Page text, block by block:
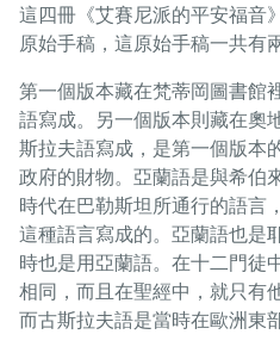
這四冊《艾賽尼派的平安福音
原始手稿，這原始手稿一共有
第一個版本藏在梵蒂岡圖書館
語寫成。另一個版本則藏在奧
斯拉夫語寫成，是第一個版本
政府的財物。亞蘭語是與希伯
時代在巴勒斯坦所通行的語言
這種語言寫成的。亞蘭語也是
時也是用亞蘭語。在十二門徒
相同，而且在聖經中，就只有
而古斯拉夫語是當時在歐洲東